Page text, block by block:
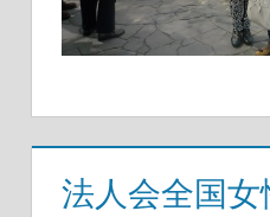
法人会全国